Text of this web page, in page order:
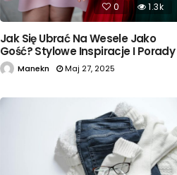
0 1.3k
Jak Się Ubrać Na Wesele Jako
Gość? Stylowe Inspiracje I Porady
Manekn Maj 27, 2025